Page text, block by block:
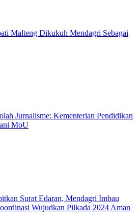
Malteng Dikukuh Mendagri Sebagai
Jurnalisme: Kementerian Pendidikan
MoU
Surat Edaran, Mendagri Imbau
Wujudkan Pilkada 2024 Aman